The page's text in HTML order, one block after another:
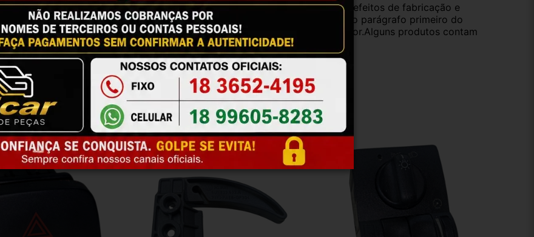
Consumidor, é de 90 (noventa) dias a partir da data da compra e cobre defeitos de fabricação e
reparar o produto, o cliente poderá escolher dentre as opções previstas no parágrafo primeiro do
do crédito como parte do pagamento de outro produto de valor superior.Alguns produtos contam
A ga...
Ler mais